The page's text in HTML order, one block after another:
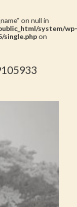
on null in
system/wp-
single.phpon